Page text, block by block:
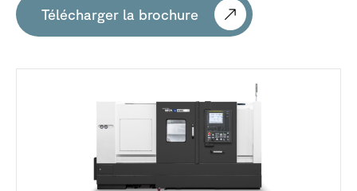
Télécharger la brochure